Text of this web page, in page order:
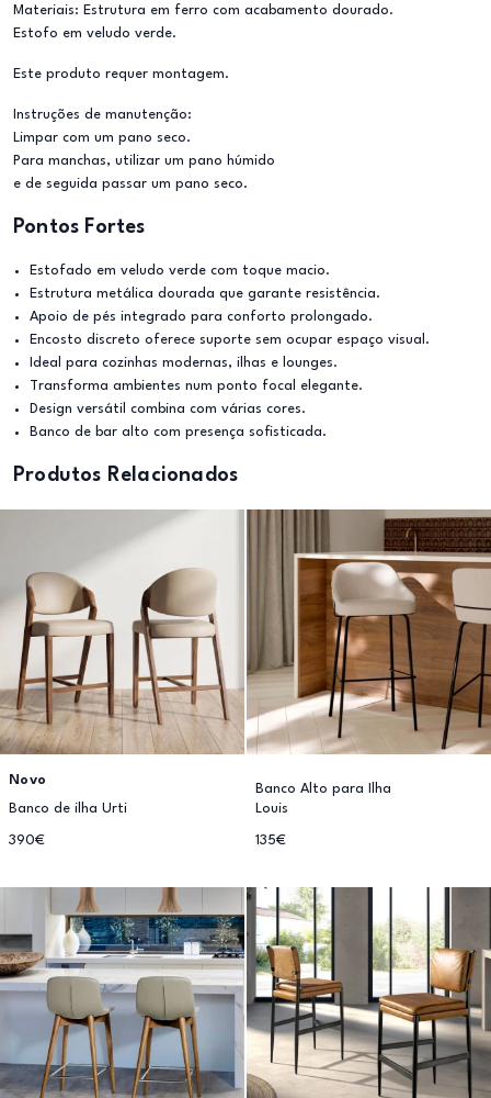
Materiais: Estrutura em ferro com acabamento dourado.
Estofo em veludo verde.
Este produto requer montagem.
Instruções de manutenção:
Limpar com um pano seco.
Para manchas, utilizar um pano húmido
e de seguida passar um pano seco.
Pontos Fortes
Estofado em veludo verde com toque macio.
Estrutura metálica dourada que garante resistência.
Apoio de pés integrado para conforto prolongado.
Encosto discreto oferece suporte sem ocupar espaço visual.
Ideal para cozinhas modernas, ilhas e lounges.
Transforma ambientes num ponto focal elegante.
Design versátil combina com várias cores.
Banco de bar alto com presença sofisticada.
Produtos Relacionados
Novo
Banco de ilha Urti
390€
Banco Alto para Ilha
Louis
135€